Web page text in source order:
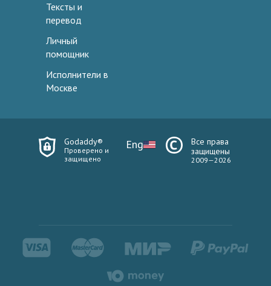
Тексты и
перевод
Личный
помощник
Исполнители в
Москве
Godaddy®
Проверено и
защищено
Eng
Все права
защищены
2009—2026